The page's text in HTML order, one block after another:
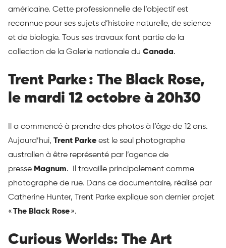
américaine. Cette professionnelle de l’objectif est
reconnue pour ses sujets d’histoire naturelle, de science
et de biologie. Tous ses travaux font partie de la
collection de la Galerie nationale du Canada.
Trent Parke : The Black Rose,
le mardi 12 octobre à 20h30
Il a commencé à prendre des photos à l’âge de 12 ans.
Aujourd’hui, Trent Parke est le seul photographe
australien à être représenté par l’agence de
presse Magnum. Il travaille principalement comme
photographe de rue. Dans ce documentaire, réalisé par
Catherine Hunter, Trent Parke explique son dernier projet
«The Black Rose».
Curious Worlds: The Art